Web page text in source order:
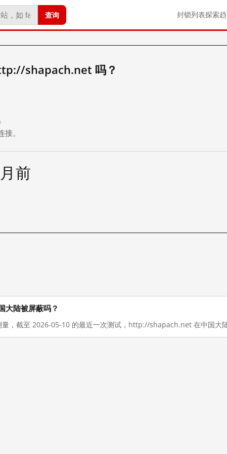
查询 封锁列表探索
shapach.net 吗？
。
前
陆被屏蔽吗？
，截至 2026-05-10 的最近一次测试，http://shapach.net 在中国大陆